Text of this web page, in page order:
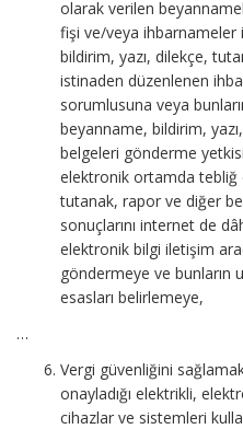
olarak verilen
fişi ve/veya ihbarnameler
bildirim, yazı, dilekçe,
istinaden düzenlenen
sorumlusuna veya
beyanname, bildirim,
belgeleri gönderme
elektronik ortamda tebliğ
tutanak, rapor ve diğer
sonuçlarını internet de
elektronik bilgi iletişim
göndermeye ve bunların
esasları belirlemeye,
…
Vergi güvenliğini
onayladığı elektrikli,
cihazlar ve sistemleri